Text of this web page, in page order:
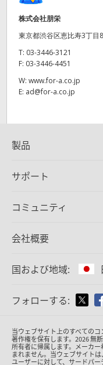
株式会社朋栄
東京都渋谷区恵比寿3丁目
T: 03-3446-3121
F: 03-3446-4451
W: www.for-a.co.jp
E: ad@for-a.co.jp
製品
DaVinci Resolve/Fusion
ATEMプロダクション
ディスクレコーダー
Cintelフィルムスキャニ
放送用コンバーター
モニタリング
MultiView
ルーティング＆分配
サポート
サポートセンター
コミュニティ
会社概要
会社概要
メディア
国および地域:
国または地域から選
Australia
フォローする:
当ウェブサイト上のすべての
著作権を保有します。 2026 無
所有者に帰属します。 メーカ
まれません。当ウェブサイト
ユーザーに対して、サードパ